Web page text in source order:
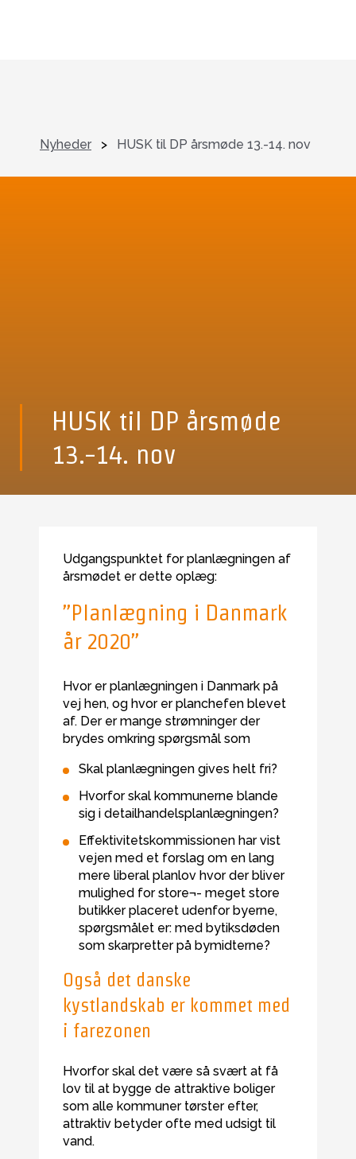
Nyheder > HUSK til DP årsmøde 13.-14. nov
HUSK til DP årsmøde
13.-14. nov
Udgangspunktet for planlægningen af
årsmødet er dette oplæg:
”Planlægning i Danmark
år 2020”
Hvor er planlægningen i Danmark på
vej hen, og hvor er planchefen blevet
af. Der er mange strømninger der
brydes omkring spørgsmål som
Skal planlægningen gives helt fri?
Hvorfor skal kommunerne blande
sig i detailhandelsplanlægningen?
Effektivitetskommissionen har vist
vejen med et forslag om en lang
mere liberal planlov hvor der bliver
mulighed for store¬- meget store
butikker placeret udenfor byerne,
spørgsmålet er: med bytiksdøden
som skarpretter på bymidterne?
Også det danske
kystlandskab er kommet med
i farezonen
Hvorfor skal det være så svært at få
lov til at bygge de attraktive boliger
som alle kommuner tørster efter,
attraktiv betyder ofte med udsigt til
vand.